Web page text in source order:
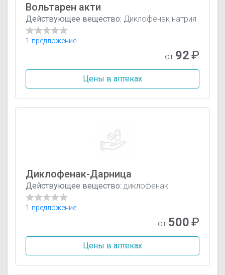
Вольтарен акти
Действующее вещество: Диклофенак натрия
1 предложение
от 92₽
Цены в аптеках
Диклофенак-Дарница
Действующее вещество: диклофенак
1 предложение
от 500₽
Цены в аптеках